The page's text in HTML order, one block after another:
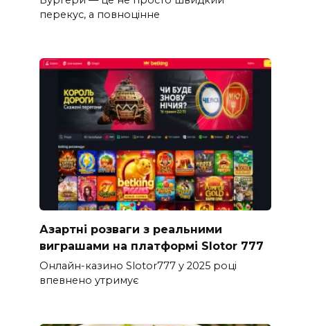
перекус, а повноцінне
Азартні розваги з реальними
виграшами на платформі Slotor 777
Онлайн-казино Slotor777 у 2025 році
впевнено утримує